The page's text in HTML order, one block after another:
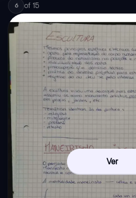
6 of 15
Ver